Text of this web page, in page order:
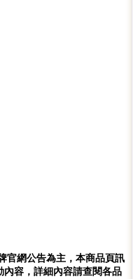
官網公告為主，本商品頁訊
容，詳細內容請查閱各品